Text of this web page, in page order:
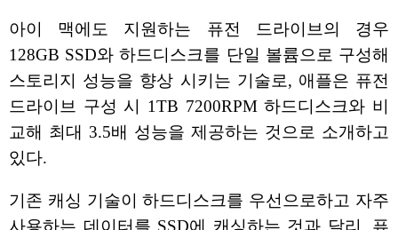
아이 맥에도 지원하는 퓨전 드라이브의 경우
128GB SSD와 하드디스크를 단일 볼륨으로 구성해
스토리지 성능을 향상 시키는 기술로, 애플은 퓨전
드라이브 구성 시 1TB 7200RPM 하드디스크와 비
교해 최대 3.5배 성능을 제공하는 것으로 소개하고
있다.
기존 캐싱 기술이 하드디스크를 우선으로하고 자주
사용하는 데이터를 SSD에 캐싱하는 것과 달리, 퓨